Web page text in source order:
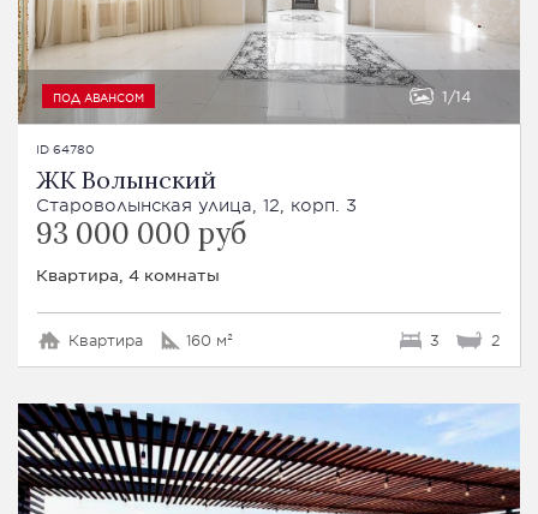
ПОД АВАНСОМ 1 14
ID 64780
ЖК Волынский
Староволынская улица, 12, корп. 3
93 000 000 руб
Квартира, 4 комнаты
Квартира 160 м² 3 2